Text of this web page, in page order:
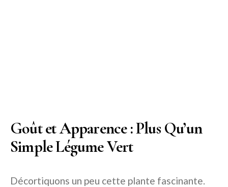
Goût et Apparence : Plus Qu’un
Simple Légume Vert
Décortiquons un peu cette plante fascinante.